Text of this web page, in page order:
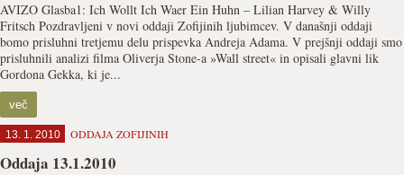
AVIZO Glasba1: Ich Wollt Ich Waer Ein Huhn – Lilian Harvey & Willy
Fritsch Pozdravljeni v novi oddaji Zofijinih ljubimcev. V današnji oddaji
bomo prisluhni tretjemu delu prispevka Andreja Adama. V prejšnji oddaji smo
prisluhnili analizi filma Oliverja Stone-a »Wall street« in opisali glavni lik
Gordona Gekka, ki je...
več
13. 1. 2010 ODDAJA ZOFIJINIH
Oddaja 13.1.2010